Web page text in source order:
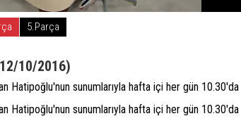
5.Parça
10/2016)
Hatipoğlu'nun sunumlarıyla hafta içi her gün 10.30'da
Hatipoğlu'nun sunumlarıyla hafta içi her gün 10.30'da